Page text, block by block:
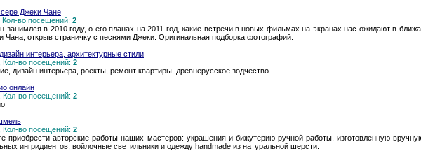
Джеки Чане
Кол-во посещений: 2
занимлся в 2010 году, о его планах на 2011 год, какие встречи в новых фильмах на экранах нас ожидают в
открыв страничку с песнями Джеки. Оригинальная подборка фотографий.
интерьера, архитектурные стили
Кол-во посещений: 2
дизайн интерьера, роекты, ремонт квартиры, древнерусское зодчество
онлайн
Кол-во посещений: 2
Кол-во посещений: 2
приобрести авторские работы наших мастеров: украшения и бижутерию ручной работы, изготовленную
ингридиентов, войлочные светильники и одежду handmade из натуральной шерсти.